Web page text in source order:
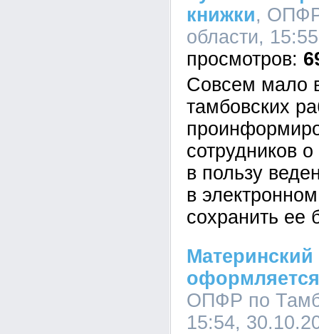
книжки,
области,
Совсем мало
тамбовских
сотрудников
в пользу
в
сохранить ее
Материнский
ОПФР по
15:54,